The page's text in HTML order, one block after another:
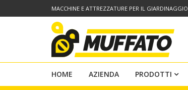
MACCHINE E ATTREZZATURE PER IL GIARDINAGGIO
HOME AZIENDA PRODOTTI